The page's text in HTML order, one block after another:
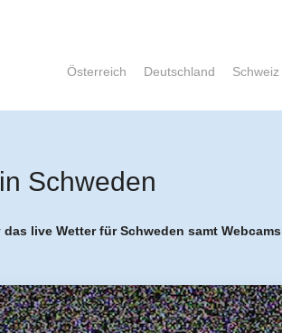
Österreich Deutschland Schweiz
Schweden
das live Wetter für Schweden samt Webcams